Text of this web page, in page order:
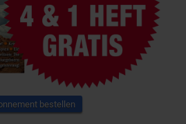
bestellen